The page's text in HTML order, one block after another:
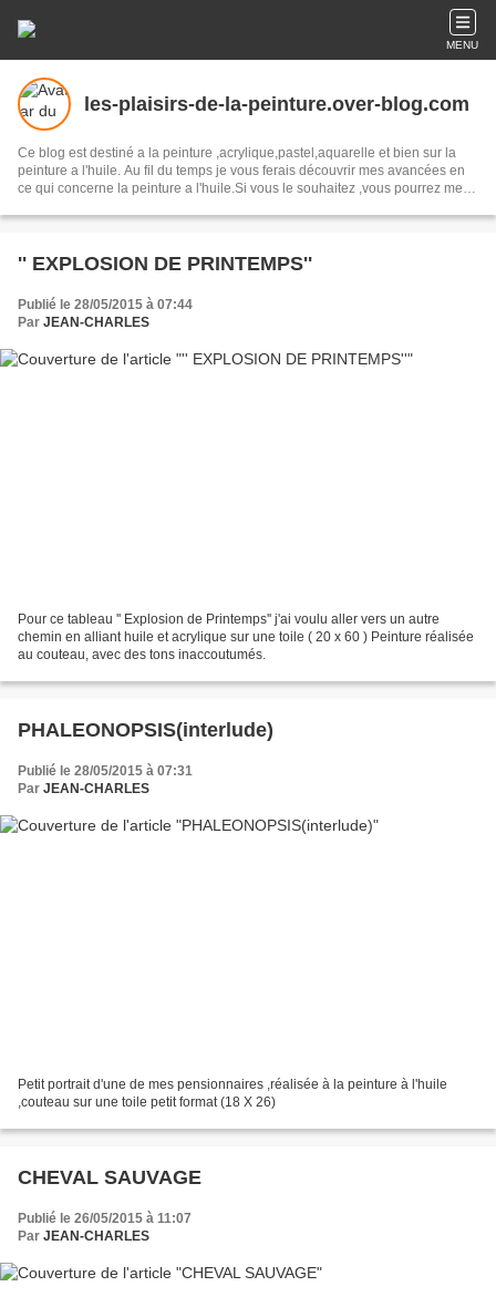
MENU
les-plaisirs-de-la-peinture.over-blog.com
Ce blog est destiné a la peinture ,acrylique,pastel,aquarelle et bien sur la
peinture a l'huile. Au fil du temps je vous ferais découvrir mes avancées en
ce qui concerne la peinture a l'huile.Si vous le souhaitez ,vous pourrez me
échange d'idées .
'' EXPLOSION DE PRINTEMPS''
Publié le 28/05/2015 à 07:44
Par JEAN-CHARLES
Pour ce tableau '' Explosion de Printemps'' j'ai voulu aller vers un autre
chemin en alliant huile et acrylique sur une toile ( 20 x 60 ) Peinture réalisée
au couteau, avec des tons inaccoutumés.
PHALEONOPSIS(interlude)
Publié le 28/05/2015 à 07:31
Par JEAN-CHARLES
Petit portrait d'une de mes pensionnaires ,réalisée à la peinture à l'huile
,couteau sur une toile petit format (18 X 26)
CHEVAL SAUVAGE
Publié le 26/05/2015 à 11:07
Par JEAN-CHARLES